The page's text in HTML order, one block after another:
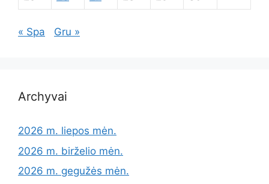
« Spa Gru »
Archyvai
2026 m. liepos mėn.
2026 m. birželio mėn.
2026 m. gegužės mėn.